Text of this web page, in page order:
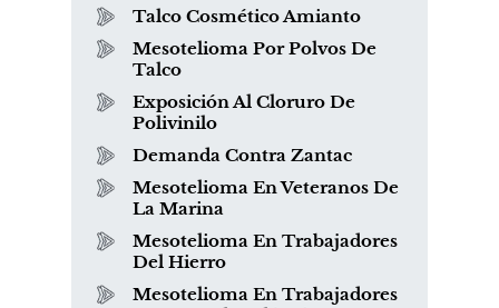
Talco Cosmético Amianto
Mesotelioma Por Polvos De
Talco
Exposición Al Cloruro De
Polivinilo
Demanda Contra Zantac
Mesotelioma En Veteranos De
La Marina
Mesotelioma En Trabajadores
Del Hierro
Mesotelioma En Trabajadores